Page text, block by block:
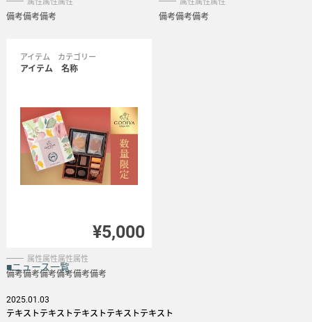
備考備考備考 備考備考備考
アイテム カテゴリー
アイテム 名称
¥5,000
属性属性属性属性
備考備考備考備考備考備考
■ニュース一覧
2025.01.03
テキストテキストテキストテキストテキスト